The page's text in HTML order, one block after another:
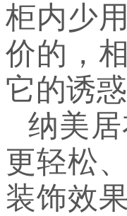
柜内少
价的，
它的诱惑
纳美
更轻松
装饰效